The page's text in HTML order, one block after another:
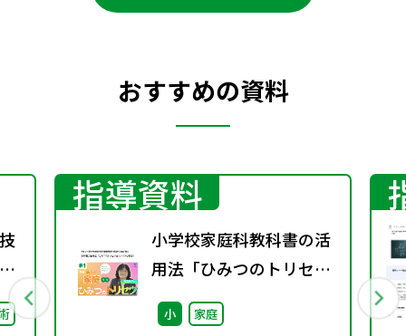
おすすめの資料
指導資料
小学校家庭科教科書の活
用法「ひみつのトリセ
ツ」
小 家庭